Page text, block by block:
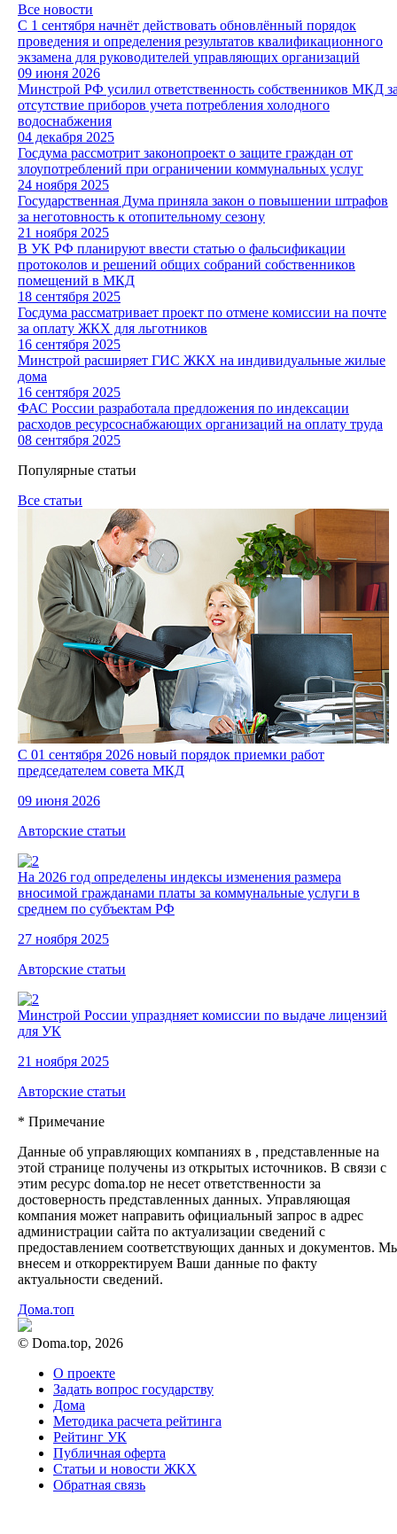
Все новости
С 1 сентября начнёт действовать обновлённый порядок
проведения и определения результатов квалификационного
экзамена для руководителей управляющих организаций
09 июня 2026
Минстрой РФ усилил ответственность собственников МКД
отсутствие приборов учета потребления холодного
водоснабжения
04 декабря 2025
Госдума рассмотрит законопроект о защите граждан от
злоупотреблений при ограничении коммунальных услуг
24 ноября 2025
Государственная Дума приняла закон о повышении штрафов
за неготовность к отопительному сезону
21 ноября 2025
В УК РФ планируют ввести статью о фальсификации
протоколов и решений общих собраний собственников
помещений в МКД
18 сентября 2025
Госдума рассматривает проект по отмене комиссии на почте
за оплату ЖКХ для льготников
16 сентября 2025
Минстрой расширяет ГИС ЖКХ на индивидуальные жилые
дома
16 сентября 2025
ФАС России разработала предложения по индексации
расходов ресурсоснабжающих организаций на оплату труда
08 сентября 2025
Популярные статьи
Все статьи
С 01 сентября 2026 новый порядок приемки работ
председателем совета МКД
09 июня 2026
Авторские статьи
На 2026 год определены индексы изменения размера
вносимой гражданами платы за коммунальные услуги в
среднем по субъектам РФ
27 ноября 2025
Авторские статьи
Минстрой России упраздняет комиссии по выдаче лицензий
для УК
21 ноября 2025
Авторские статьи
* Примечание
Данные об управляющих компаниях в , представленные на
этой странице получены из открытых источников. В связи с
этим ресурс doma.top не несет ответственности за
достоверность представленных данных. Управляющая
компания может направить официальный запрос в адрес
администрации сайта по актуализации сведений с
предоставлением соответствующих данных и документов.
внесем и откорректируем Ваши данные по факту
актуальности сведений.
Дома.топ
© Doma.top, 2026
О проекте
Задать вопрос государству
Дома
Методика расчета рейтинга
Рейтинг УК
Публичная оферта
Статьи и новости ЖКХ
Обратная связь